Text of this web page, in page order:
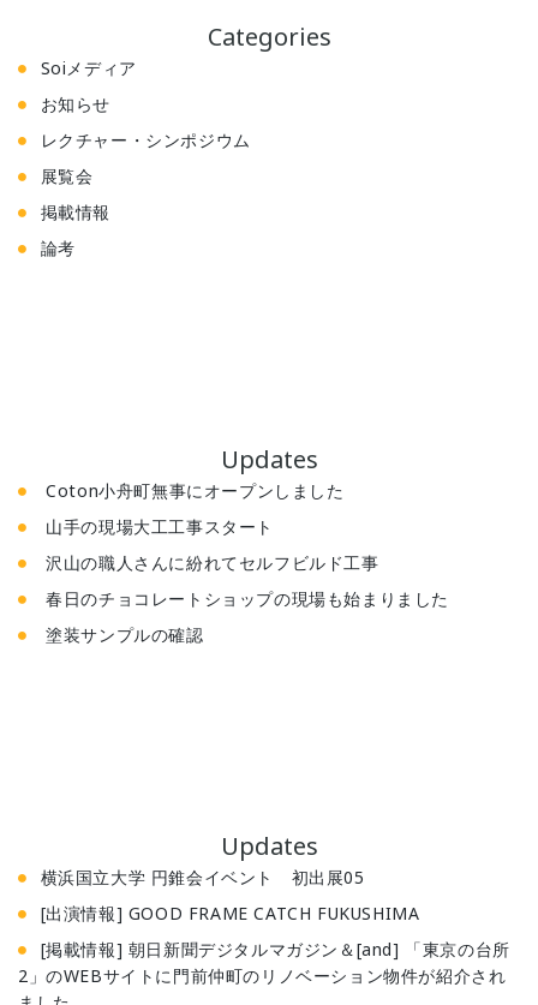
Categories
Soiメディア
お知らせ
レクチャー・シンポジウム
展覧会
掲載情報
論考
Updates
Coton小舟町無事にオープンしました
山手の現場大工工事スタート
沢山の職人さんに紛れてセルフビルド工事
春日のチョコレートショップの現場も始まりました
塗装サンプルの確認
Updates
横浜国立大学 円錐会イベント 初出展05
[出演情報] GOOD FRAME CATCH FUKUSHIMA
[掲載情報] 朝日新聞デジタルマガジン＆[and] 「東京の台所
2」のWEBサイトに門前仲町のリノベーション物件が紹介され